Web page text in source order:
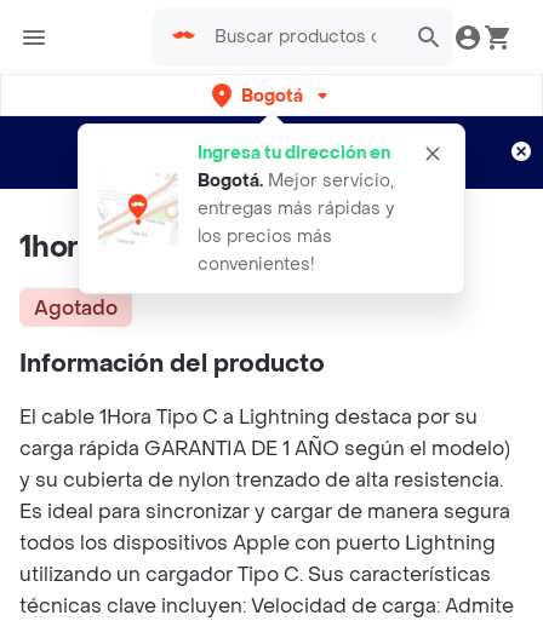
Bogotá
Ingresa tu dirección en
Bogotá. Mejor servicio,
entregas más rápidas y
los precios más
convenientes!
envíos gratis por semanas
Aplican TyC
1hora Cable C Lightning Iph
Agotado
Información del producto
El cable 1Hora Tipo C a Lightning destaca por su
carga rápida GARANTIA DE 1 AÑO según el modelo)
y su cubierta de nylon trenzado de alta resistencia.
Es ideal para sincronizar y cargar de manera segura
todos los dispositivos Apple con puerto Lightning
utilizando un cargador Tipo C. Sus características
técnicas clave incluyen: Velocidad de carga: Admite